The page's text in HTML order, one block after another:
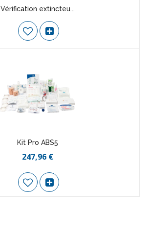
Vérification extincteu...
Kit Pro ABS5
247,96 €